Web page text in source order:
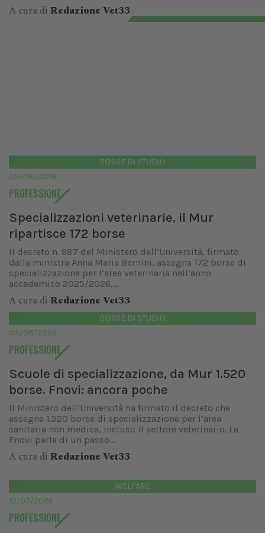
A cura di Redazione Vet33
BORSE DI STUDIO
05/08/2026
PROFESSIONE
Specializzazioni veterinarie, il Mur
ripartisce 172 borse
Il decreto n. 987 del Ministero dell’Università, firmato
dalla ministra Anna Maria Bernini, assegna 172 borse di
specializzazione per l’area veterinaria nell’anno
accademico 2025/2026,...
A cura di Redazione Vet33
BORSE DI STUDIO
03/08/2026
PROFESSIONE
Scuole di specializzazione, da Mur 1.520
borse. Fnovi: ancora poche
Il Ministero dell’Università ha firmato il decreto che
assegna 1.520 borse di specializzazione per l’area
sanitaria non medica, incluso il settore veterinario. La
Fnovi parla di un passo...
A cura di Redazione Vet33
WELFARE
10/07/2026
PROFESSIONE